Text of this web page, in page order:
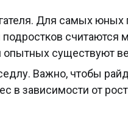
Для самых юных
считаются
опытных существуют
Важно, чтобы
в зависимости от